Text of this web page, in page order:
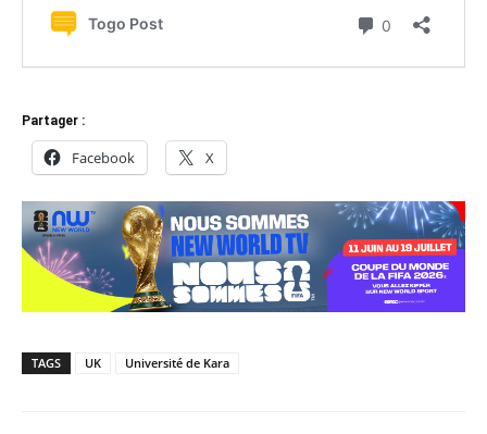
Partager :
Facebook X
TAGS UK Université de Kara